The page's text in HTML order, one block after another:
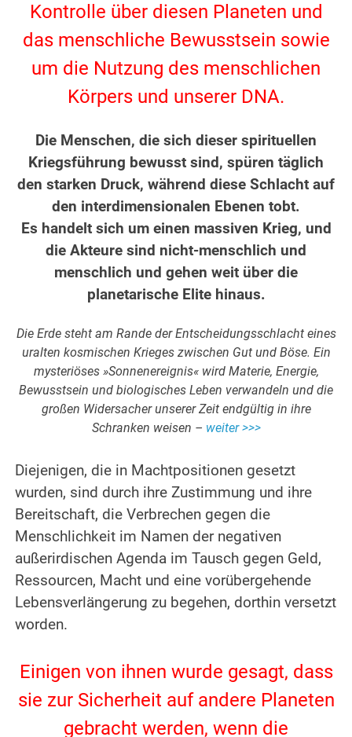
Kontrolle über diesen Planeten und
das menschliche Bewusstsein sowie
um die Nutzung des menschlichen
Körpers und unserer DNA.
Die Menschen, die sich dieser spirituellen
Kriegsführung bewusst sind, spüren täglich
den starken Druck, während diese Schlacht auf
den interdimensionalen Ebenen tobt.
Es handelt sich um einen massiven Krieg, und
die Akteure sind nicht-menschlich und
menschlich und gehen weit über die
planetarische Elite hinaus.
Die Erde steht am Rande der Entscheidungsschlacht eines
uralten kosmischen Krieges zwischen Gut und Böse. Ein
mysteriöses »Sonnenereignis« wird Materie, Energie,
Bewusstsein und biologisches Leben verwandeln und die
großen Widersacher unserer Zeit endgültig in ihre
Schranken weisen – weiter >>>
Diejenigen, die in Machtpositionen gesetzt
wurden, sind durch ihre Zustimmung und ihre
Bereitschaft, die Verbrechen gegen die
Menschlichkeit im Namen der negativen
außerirdischen Agenda im Tausch gegen Geld,
Ressourcen, Macht und eine vorübergehende
Lebensverlängerung zu begehen, dorthin versetzt
worden.
Einigen von ihnen wurde gesagt, dass
sie zur Sicherheit auf andere Planeten
gebracht werden, wenn die